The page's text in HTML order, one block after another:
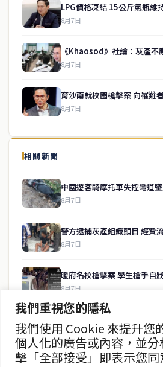
我們重視您的隱私
我們使用 Cookie 來提升您
個人化的廣告或內容，並
擊「全部接受」即表示您同
LPG價格凍結 15公斤氣瓶維
8月7日
《Khaosod》社論：灰產不
8月7日
育沙南就校園槍擊案 向罹難
8月7日
相關新聞
中國遊客騎摩托車失控彎道
8月7日
警方逮捕灰產組織頭目 經費
8月7日
暖府名校槍擊案 學生槍手自
8月7日
8月7日
85歲奶奶推車粥攤 譜30年傳
泰國中文新聞（TCN）是一家總部設於曼
報導泰國當地政治、經濟、華人社群與社
供即時、客觀、多元的中文新聞內容。
快速連結
即時
政治
財經
綜合
工商
聯絡資訊
service@thaichinesenews.com